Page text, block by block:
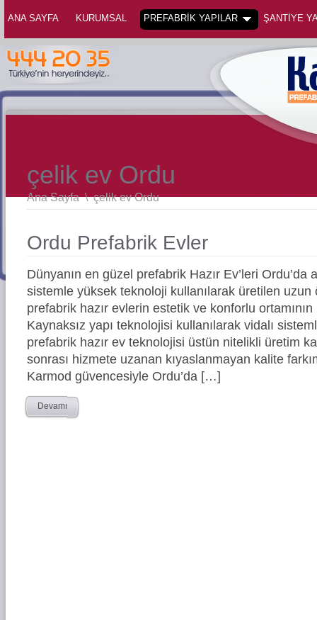
ANA SAYFA KURUMSAL PREFABRİK YAPILAR ŞANTİYE
çelik ev Ordu
Ana Sayfa \çelik ev Ordu
Ordu Prefabrik Evler
Dünyanın en güzel prefabrik Hazır Ev’leri
sistemle yüksek teknoloji kullanılarak üretilen
prefabrik hazır evlerin estetik ve konforlu ortamının
Kaynaksız yapı teknolojisi kullanılarak vidalı
prefabrik hazır ev teknolojisi üstün nitelikli üretim
sonrası hizmete uzanan kıyaslanmayan kalite
Karmod güvencesiyle Ordu’da […]
Devamı